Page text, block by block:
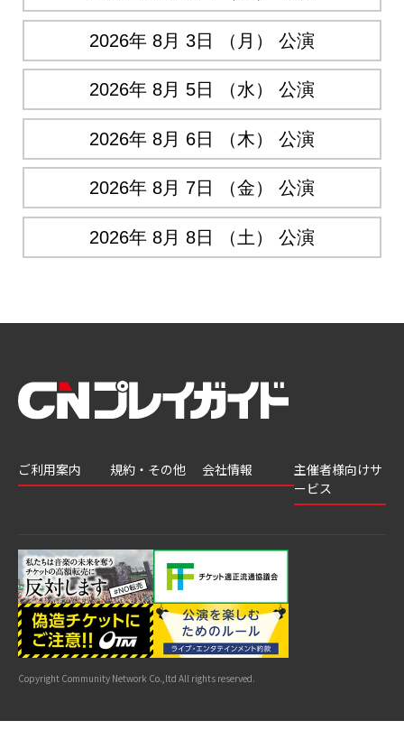
2026年 8月 3日 （月） 公演
2026年 8月 5日 （水） 公演
2026年 8月 6日 （木） 公演
2026年 8月 7日 （金） 公演
2026年 8月 8日 （土） 公演
ご利用案内
結果
よくあるご質問
はじめてガイド
公演中止・変更
サイトマップ
規約・その他
利用規約
特商法に基づく
表示
カスタマーハラ
スメントへの対
応指針
会社情報
主催者様向けサ
ービス
Copyright Community Network Co.,ltd All rights reserved.